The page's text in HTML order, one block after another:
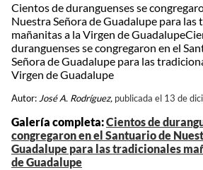
Cientos de duranguenses se
Nuestra Señora de Guadalupe para las
mañanitas a la Virgen de
duranguenses se congregaron en el
Señora de Guadalupe para las
Virgen de Guadalupe
Autor:José A. Rodríguez, publicada el 13 de
Galería completa:Cientos de
congregaron en el Santuario de
Guadalupe para las tradicionales
de Guadalupe